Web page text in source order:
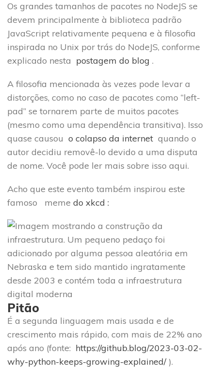
Os grandes tamanhos de pacotes no NodeJS se
devem principalmente à biblioteca padrão
JavaScript relativamente pequena e à filosofia
inspirada no Unix por trás do NodeJS, conforme
explicado nesta postagem do blog .
A filosofia mencionada às vezes pode levar a
distorções, como no caso de pacotes como “left-
pad” se tornarem parte de muitos pacotes
(mesmo como uma dependência transitiva). Isso
quase causou o colapso da internet quando o
autor decidiu removê-lo devido a uma disputa
de nome. Você pode ler mais sobre isso aqui.
Acho que este evento também inspirou este
famoso meme do xkcd :
Pitão
É a segunda linguagem mais usada e de
crescimento mais rápido, com mais de 22% ano
após ano (fonte: https://github.blog/2023-03-02-
why-python-keeps-growing-explained/).